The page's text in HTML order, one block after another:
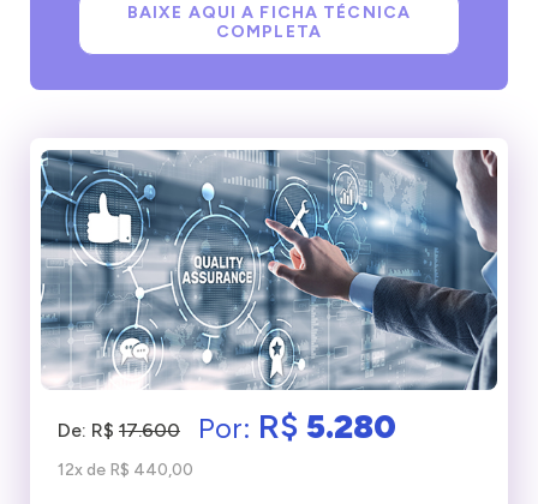
BAIXE AQUI A FICHA TÉCNICA
COMPLETA
De: R$ 17.600 Por: R$ 5.280
12x de R$ 440,00